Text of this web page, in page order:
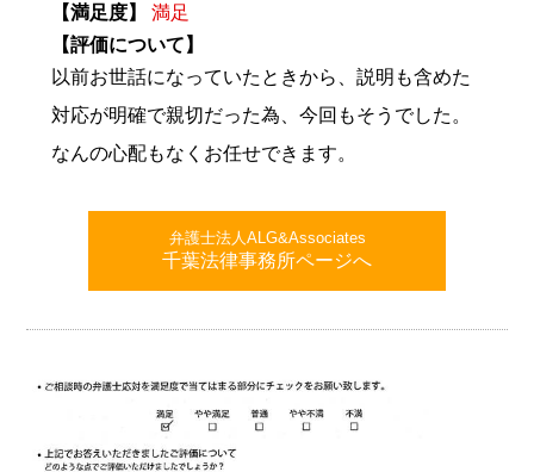
【満足度】
満足
【評価について】
以前お世話になっていたときから、説明も含めた
対応が明確で親切だった為、今回もそうでした。
なんの心配もなくお任せできます。
弁護士法人ALG&Associates
千葉法律事務所ページへ